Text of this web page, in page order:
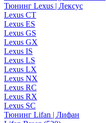
Тюнинг Lexus | Лексус
Lexus CT
Lexus ES
Lexus GS
Lexus GX
Lexus IS
Lexus LS
Lexus LX
Lexus NX
Lexus RC
Lexus RX
Lexus SC
Тюнинг Lifan | Лифан